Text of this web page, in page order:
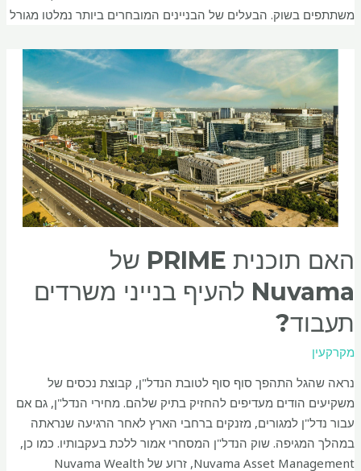
משתתפים בשוק. הבעלים של הבניינים המובחרים ביותר נמלטו מגורל
האם תוכנית PRIME של
Nuvama להעיף בנייני משרדים
תעבוד?
מקרקעין
נראה שהגל התהפך סוף סוף לטובת הנדל"ן, קבוצת נכסים של
משקיעים הודים מעדיפים להחזיק בתיק שלהם. מחירי הנדל"ן, גם אם
עבור נדל"ן למגורים, מזנקים ברחבי הארץ לאחר הרגיעה שנראתה
במהלך המגיפה. שוק הנדל"ן המסחרי אמור ללכת בעקבותיו. כמו כן,
Nuvama Asset Management, זרוע של Nuvama Wealth